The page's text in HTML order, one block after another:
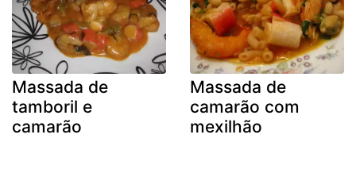
Massada de
tamboril e
camarão
Massada de
camarão com
mexilhão